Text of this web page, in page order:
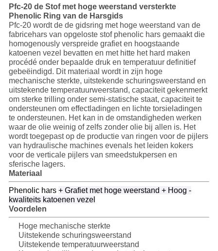
NIEUWS
GEVALLEN
SITEMAP
PRIVACY
POLICY
Pfc-20 de Stof met hoge weerstand versterkte
Phenolic Ring van de Harsgids
Pfc-20 wordt de de gidsring met hoge weerstand van de
fabricehars van opgeloste stof phenolic hars gemaakt die
homogenously verspreide grafiet en hoogstaande
katoenen vezel bevatten en met hitte het hard maken
procédé onder bepaalde druk en temperatuur definitief
gebeëindigd. Dit materiaal wordt in zijn hoge
mechanische sterkte, uitstekende schuringsweerstand en
uitstekende temperatuurweerstand, capaciteit gekenmerkt
om sterke trilling onder semi-statische staat, capaciteit te
ondersteunen om effectladingen en lichte torsieladingen
te ondersteunen. Het kan in de omstandigheden werken
waar de olie weinig of zelfs zonder olie bij allen is. Het
wordt toegepast op de productie van ringen voor de pijlers
van hydraulische machines evenals het leiden kokers
voor de verticale pijlers van smeedstukpersen en
sferische lagers.
Materiaal
Phenolic hars + Grafiet met hoge weerstand + Hoog -
kwaliteits katoenen vezel
Voordelen
Hoge mechanische sterkte
Uitstekende schuringsweerstand
Uitstekende temperatuurweerstand